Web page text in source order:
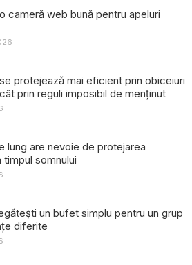
cameră web bună pentru apeluri
protejează mai eficient prin obiceiuri
prin reguli imposibil de menținut
lung are nevoie de protejarea
timpul somnului
un bufet simplu pentru un grup
diferite